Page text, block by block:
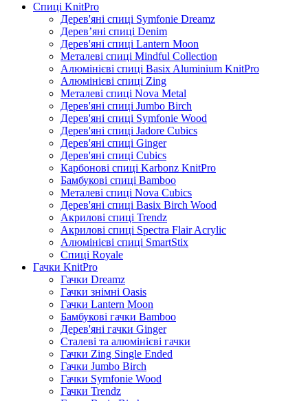
Спиці KnitPro
Дерев'яні спиці Symfonie Dreamz
Дерев’яні спиці Denim
Дерев'яні спиці Lantern Moon
Металеві спиці Mindful Collection
Алюмінієві спиці Basix Aluminium KnitPro
Алюмінієві спиці Zing
Металеві спиці Nova Metal
Дерев'яні спиці Jumbo Birch
Дерев'яні спиці Symfonie Wood
Дерев'яні спиці Jadore Cubics
Дерев'яні спиці Ginger
Дерев'яні спиці Cubics
Карбонові спиці Karbonz KnitPro
Бамбукові спиці Bamboo
Металеві спиці Nova Cubics
Дерев'яні спиці Basix Birch Wood
Акрилові спиці Trendz
Акрилові спиці Spectra Flair Acrylic
Алюмінієві спиці SmartStix
Спиці Royale
Гачки KnitPro
Гачки Dreamz
Гачки знімні Oasis
Гачки Lantern Moon
Бамбукові гачки Bamboo
Дерев'яні гачки Ginger
Сталеві та алюмінієві гачки
Гачки Zing Single Ended
Гачки Jumbo Birch
Гачки Symfonie Wood
Гачки Trendz